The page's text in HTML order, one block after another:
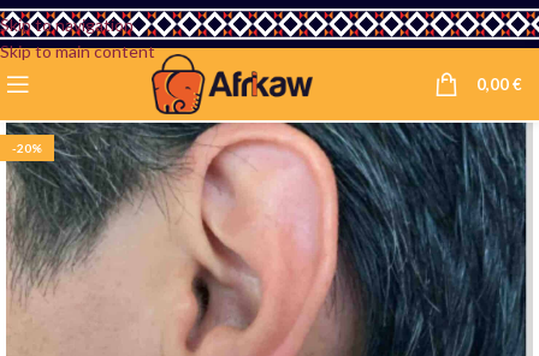
Skip to navigation
Skip to main content
0,00€
-20%